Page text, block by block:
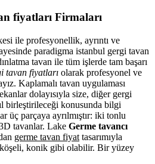
fiyatları Firmaları
ile profesyonellik, ayrıntı ve
paradigma istanbul gergi tavan
tavan ile tüm işlerde tam başarı
tavan fiyatları olarak profesyonel ve
Kaplamalı tavan uygulaması
dolayısıyla size, diğer gergi
birleştirileceği konusunda bilgi
üç parçaya ayrılmıştır: iki tonlu
tavanlar. Lake Germe tavancı
germe tavan fiyat tasarımıyla
konik gibi olabilir. Bir yüzey